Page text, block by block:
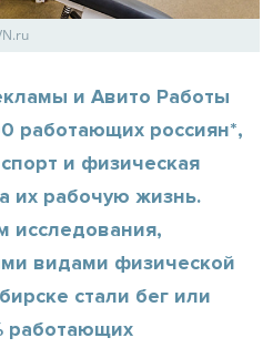
и Авито Работы
работающих россиян*,
и физическая
их рабочую жизнь.
исследования,
видами физической
стали бег или
работающих